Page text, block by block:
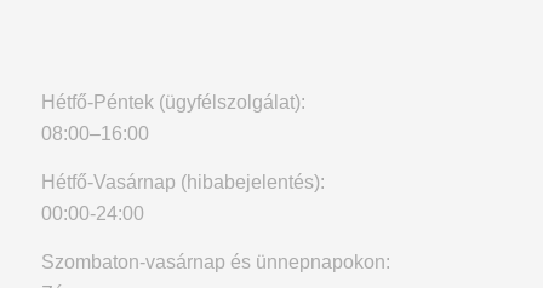
Hétfő-Péntek (ügyfélszolgálat):
08:00–16:00
Hétfő-Vasárnap (hibabejelentés):
00:00-24:00
Szombaton-vasárnap és ünnepnapokon: